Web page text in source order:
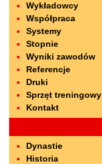
Wykładowcy
Współpraca
Systemy
Stopnie
Wyniki zawodów
Referencje
Druki
Sprzęt treningowy
Kontakt
Dynastie
Historia